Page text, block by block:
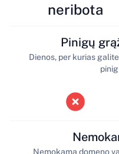
neribota
Pinigų
Dienos, per kurias
Nemokama domeno